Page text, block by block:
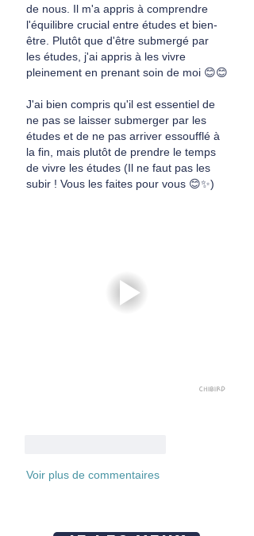
de nous. Il m'a appris à comprendre
l'équilibre crucial entre études et bien-
être. Plutôt que d'être submergé par
les études, j'ai appris à les vivre
pleinement en prenant soin de moi 😊😊
J'ai bien compris qu'il est essentiel de
ne pas se laisser submerger par les
études et de ne pas arriver essoufflé à
la fin, mais plutôt de prendre le temps
de vivre les études (Il ne faut pas les
subir ! Vous les faites pour vous 😊✨)
Voir plus de commentaires